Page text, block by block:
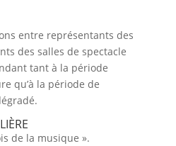
entre représentants des
des salles de spectacle
tant à la période
qu’à la période de
de la musique ».